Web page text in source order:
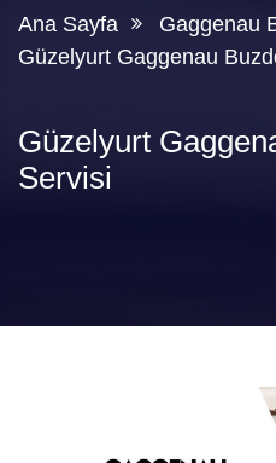
Ana Sayfa
Gaggenau
Güzelyurt Gaggenau
Güzelyurt
Servisi